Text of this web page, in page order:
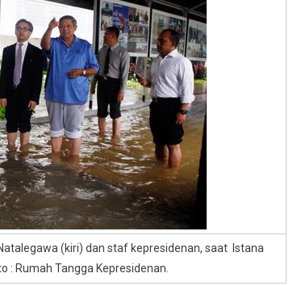
(kiri) dan staf kepresidenan, saat Istana
: Rumah Tangga Kepresidenan.